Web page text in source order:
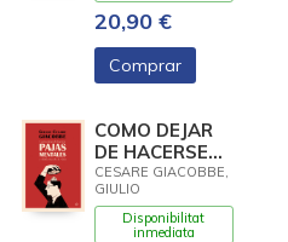
20,90 €
Comprar
COMO DEJAR
DE HACERSE
PAJAS
MENTALES
CESARE GIACOBBE,
GIULIO
Disponibilitat
inmediata